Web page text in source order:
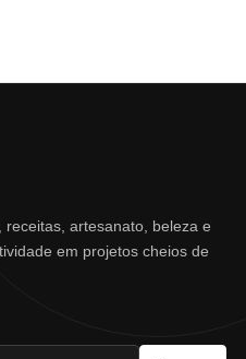
artesanato, beleza e
em projetos cheios de